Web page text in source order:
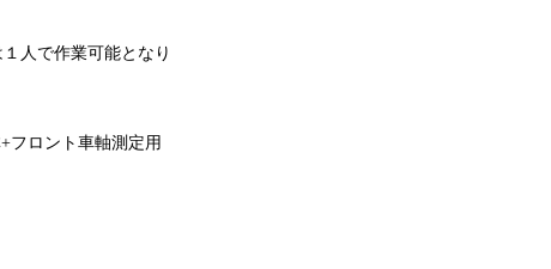
人で作業可能となり
フロント車軸測定用